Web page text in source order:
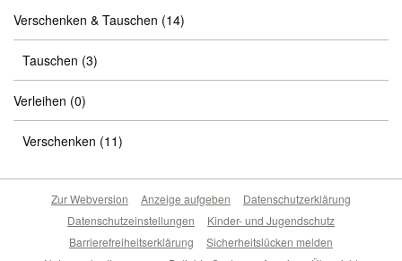
Verschenken & Tauschen (14)
Tauschen (3)
Verleihen (0)
Verschenken (11)
Zur Webversion Anzeige aufgeben
Datenschutzerklärung
Datenschutzeinstellungen
Kinder- und Jugendschutz
Barrierefreiheitserklärung
Sicherheitslücken melden